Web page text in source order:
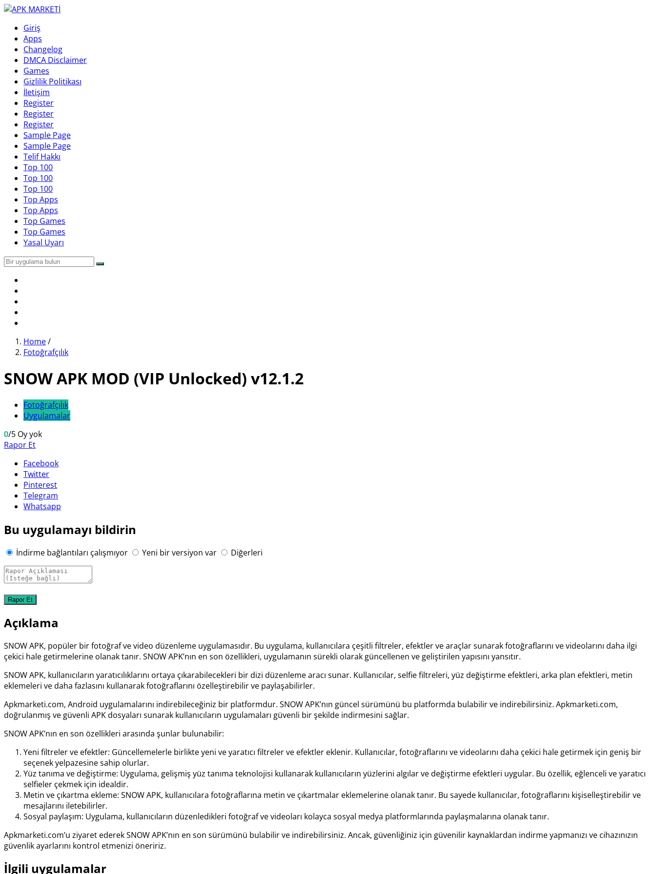
Giriş
Apps
Changelog
DMCA Disclaimer
Games
Gizlilik Politikası
İletişim
Register
Register
Register
Sample Page
Sample Page
Telif Hakkı
Top 100
Top 100
Top 100
Top Apps
Top Apps
Top Games
Top Games
Yasal Uyarı
Home/
Fotoğrafçılık
SNOW APK MOD (VIP Unlocked) v12.1.2
Fotoğrafçılık
Uygulamalar
0/5 Oy yok
Rapor Et
Facebook
Twitter
Pinterest
Telegram
Whatsapp
Bu uygulamayı bildirin
İndirme bağlantıları çalışmıyor Yeni bir versiyon var Diğerleri
Açıklama
SNOW APK, popüler bir fotoğraf ve video düzenleme uygulamasıdır. Bu uygulama, kullanıcılara çeşitli filtreler, efektler ve araçlar sunarak fotoğraflarını ve videolarını daha ilgi
çekici hale getirmelerine olanak tanır. SNOW APK’nın en son özellikleri, uygulamanın sürekli olarak güncellenen ve geliştirilen yapısını yansıtır.
SNOW APK, kullanıcıların yaratıcılıklarını ortaya çıkarabilecekleri bir dizi düzenleme aracı sunar. Kullanıcılar, selfie filtreleri, yüz değiştirme efektleri, arka plan efektleri, metin
eklemeleri ve daha fazlasını kullanarak fotoğraflarını özelleştirebilir ve paylaşabilirler.
Apkmarketi.com, Android uygulamalarını indirebileceğiniz bir platformdur. SNOW APK’nın güncel sürümünü bu platformda bulabilir ve indirebilirsiniz. Apkmarketi.com,
doğrulanmış ve güvenli APK dosyaları sunarak kullanıcıların uygulamaları güvenli bir şekilde indirmesini sağlar.
SNOW APK’nın en son özellikleri arasında şunlar bulunabilir:
Yeni filtreler ve efektler: Güncellemelerle birlikte yeni ve yaratıcı filtreler ve efektler eklenir. Kullanıcılar, fotoğraflarını ve videolarını daha çekici hale getirmek için geniş bir
seçenek yelpazesine sahip olurlar.
Yüz tanıma ve değiştirme: Uygulama, gelişmiş yüz tanıma teknolojisi kullanarak kullanıcıların yüzlerini algılar ve değiştirme efektleri uygular. Bu özellik, eğlenceli ve yaratıcı
selfieler çekmek için idealdir.
Metin ve çıkartma ekleme: SNOW APK, kullanıcılara fotoğraflarına metin ve çıkartmalar eklemelerine olanak tanır. Bu sayede kullanıcılar, fotoğraflarını kişiselleştirebilir ve
mesajlarını iletebilirler.
Sosyal paylaşım: Uygulama, kullanıcıların düzenledikleri fotoğraf ve videoları kolayca sosyal medya platformlarında paylaşmalarına olanak tanır.
Apkmarketi.com’u ziyaret ederek SNOW APK’nın en son sürümünü bulabilir ve indirebilirsiniz. Ancak, güvenliğiniz için güvenilir kaynaklardan indirme yapmanızı ve cihazınızın
güvenlik ayarlarını kontrol etmenizi öneririz.
İlgili uygulamalar